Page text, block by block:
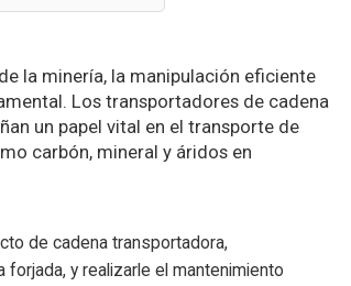
la minería, la manipulación eficiente
Los transportadores de cadena
un papel vital en el transporte de
carbón, mineral y áridos en
de cadena transportadora,
forjada, y realizarle el mantenimiento